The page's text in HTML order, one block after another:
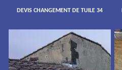
DEVIS CHANGEMENT DE TUILE 34